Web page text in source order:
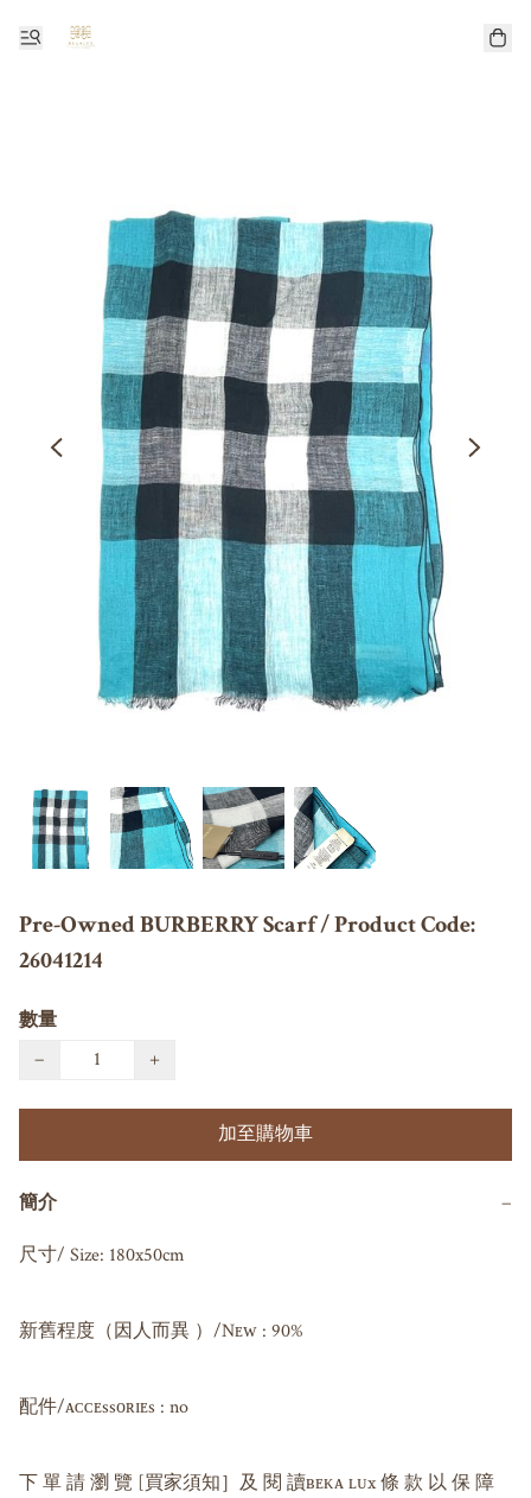
Pre-Owned BURBERRY Scarf / Product Code:
26041214
數量
−
+
加至購物車
簡介 −
尺寸/ Size: 180x50cm
新舊程度（因人而異 ）/Nᴇᴡ : 90%
配件/ᴀᴄᴄᴇssᴏʀɪᴇs : no
下 單 請 瀏 覽 [買家須知］及 閱 讀ʙᴇᴋᴀ ʟᴜx 條 款 以 保 障